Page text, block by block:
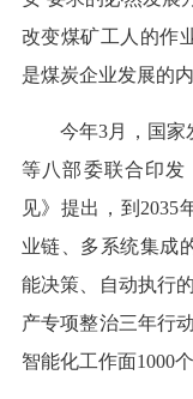
改变煤矿工人的作
是煤炭企业发展的内
今年3月，国家
等八部委联合印
见》提出，到2035
业链、多系统集成
能决策、自动执行
产专项整治三年行
智能化工作面1000